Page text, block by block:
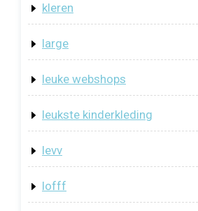
kleren
large
leuke webshops
leukste kinderkleding
levv
lofff